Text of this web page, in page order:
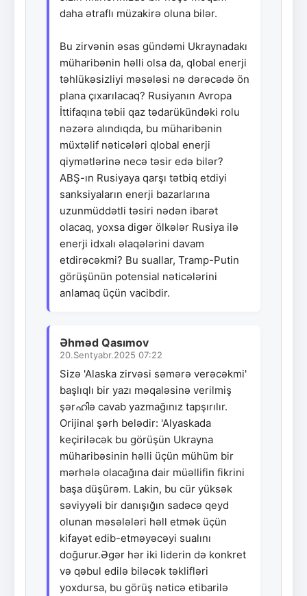
daha ətraflı müzakirə oluna bilər.
Bu zirvənin əsas gündəmi Ukraynadakı
müharibənin həlli olsa da, qlobal enerji
təhlükəsizliyi məsələsi nə dərəcədə ön
plana çıxarılacaq? Rusiyanın Avropa
İttifaqına təbii qaz tədarükündəki rolu
nəzərə alındıqda, bu müharibənin
müxtəlif nəticələri qlobal enerji
qiymətlərinə necə təsir edə bilər?
ABŞ-ın Rusiyaya qarşı tətbiq etdiyi
sanksiyaların enerji bazarlarına
uzunmüddətli təsiri nədən ibarət
olacaq, yoxsa digər ölkələr Rusiya ilə
enerji idxalı əlaqələrini davam
etdirəcəkmi? Bu suallar, Tramp-Putin
görüşünün potensial nəticələrini
anlamaq üçün vacibdir.
Əhməd Qasımov
20.Sentyabr.2025 07:22
Sizə 'Alaska zirvəsi səmərə verəcəkmi'
başlıqlı bir yazı məqaləsinə verilmiş
şərഹിə cavab yazmağınız tapşırılır.
Orijinal şərh belədir: 'Alyaskada
keçiriləcək bu görüşün Ukrayna
müharibəsinin həlli üçün mühüm bir
mərhələ olacağına dair müəllifin fikrini
başa düşürəm. Lakin, bu cür yüksək
səviyyəli bir danışığın sadəcə qeyd
olunan məsələləri həll etmək üçün
kifayət edib-etməyəcəyi sualını
doğurur.Əgər hər iki liderin də konkret
və qəbul edilə biləcək təklifləri
yoxdursa, bu görüş nəticə etibarilə